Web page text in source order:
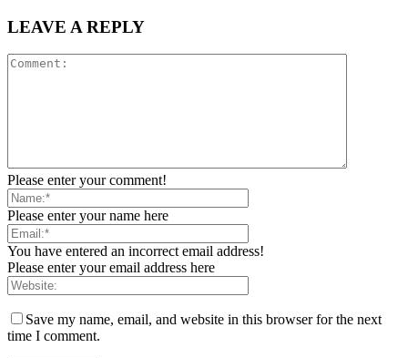
LEAVE A REPLY
Please enter your comment!
Please enter your name here
You have entered an incorrect email address!
Please enter your email address here
Save my name, email, and website in this browser for the next
time I comment.